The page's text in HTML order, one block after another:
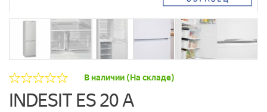
В наличии (На складе)
INDESIT ES 20 A